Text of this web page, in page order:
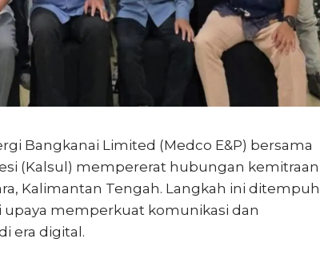
Bangkanai Limited (Medco E&P) bersama
(Kalsul) mempererat hubungan kemitraan
Kalimantan Tengah. Langkah ini ditempuh
upaya memperkuat komunikasi dan
era digital.